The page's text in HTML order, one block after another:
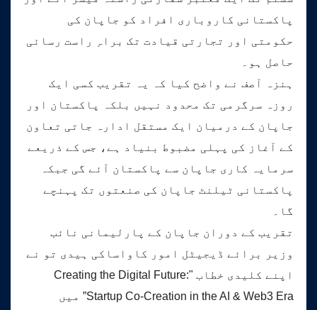
پاکستانی کاروباری افراد کو جاپان کی
حکومتی اور تجارتی قیادت تک براہِ راست رسائی
حاصل ہو۔
ہنزہ آصف نے واضح کیا کہ یہ تقریب کسی ایک
روزہ سرگرمی تک محدود نہیں بلکہ پاکستان اور
جاپان کے درمیان ایک مستقل ادارہ جاتی تعاون
کے آغاز کی پہلی مضبوط بنیاد ہے، جس کے ذریعے
سرمایہ کاری جاپان سے پاکستان آئے گی جبکہ
پاکستانی ٹیلنٹ جاپان کی صنعتوں تک پہنچے
گا۔
تقریب کے دوران جاپان کے پارلیمانی نائب
وزیر برائے ڈیجیٹل امور کاواساکی ہیدی تو نے
اپنے کلیدی خطاب "Creating the Digital Future:
Startup Co-Creation in the AI & Web3 Era” میں